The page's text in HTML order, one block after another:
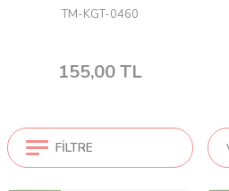
TM-KGT-0460
155,00TL
FILTRE